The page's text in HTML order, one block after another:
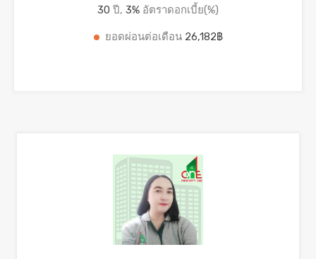
30 ปี, 3% อัตราดอกเบี้ย(%)
ยอดผ่อนต่อเดือน 26,182฿